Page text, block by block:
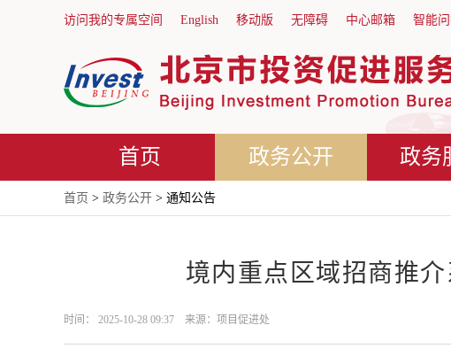
访问我的专属空间 English 移动版 无障碍 中心邮箱 智能
首页 政务公开 政务
首页 > 政务公开 > 通知公告
境内重点区域招商推
时间： 2025-10-28 09:37 来源：项目促进处